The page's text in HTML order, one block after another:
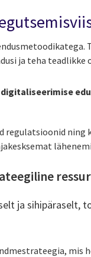
ja teha teadlikke
regulatsioonid ning
ja sihipäraselt,
mis